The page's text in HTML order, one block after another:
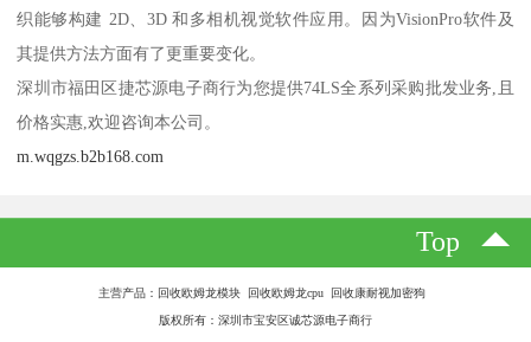
织能够构建 2D、3D 和多相机视觉软件应用。因为VisionPro软件及
其提供方法方面有了更重要变化。
深圳市福田区捷芯源电子商行为您提供74LS全系列采购批发业务,且
价格实惠,欢迎咨询本公司。
m.wqgzs.b2b168.com
Top
主营产品：回收欧姆龙模块 回收欧姆龙cpu 回收康耐视加密狗
版权所有：深圳市宝安区诚芯源电子商行